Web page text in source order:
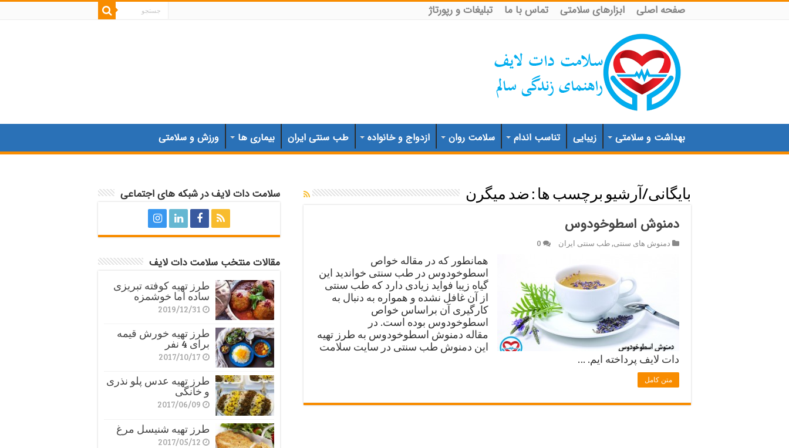
صفحه اصلی ابزارهای سلامتی تماس با ما تبلیغات و رپورتاژ
بهداشت و سلامتی زیبایی تناسب اندام سلامت روان ازدواج و خانواده طب سنتی ایران بیماری ها ورزش و سلامتی
بایگانی/آرشیو برچسب ها : ضد میگرن
دمنوش اسطوخودوس
دمنوش های سنتی,طب سنتی ایران 0
همانطور که در مقاله خواص
اسطوخودوس در طب سنتی خواندید این
گیاه زیبا فواید زیادی دارد که طب سنتی
از آن غافل نشده و همواره به دنبال به
کارگیری آن براساس خواص
اسطوخودوس بوده است. در
مقاله دمنوش اسطوخودوس به طرز تهیه
این دمنوش طب سنتی در سایت سلامت
دات لایف پرداخته ایم. …
متن کامل
سلامت دات لایف در شبکه های اجتماعی
مقالات منتخب سلامت دات لایف
طرز تهیه کوفته تبریزی
ساده اما خوشمزه
2019/12/31
طرز تهیه خورش قیمه
برای 4 نفر
2017/10/17
طرز تهیه عدس پلو نذری
و خانگی
2017/06/09
طرز تهیه شنیسل مرغ
2017/05/12